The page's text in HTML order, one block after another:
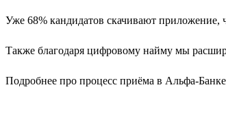
Уже 68% кандидатов скачивают приложение,
Также благодаря цифровому найму мы
Подробнее про процесс приёма в Альфа-